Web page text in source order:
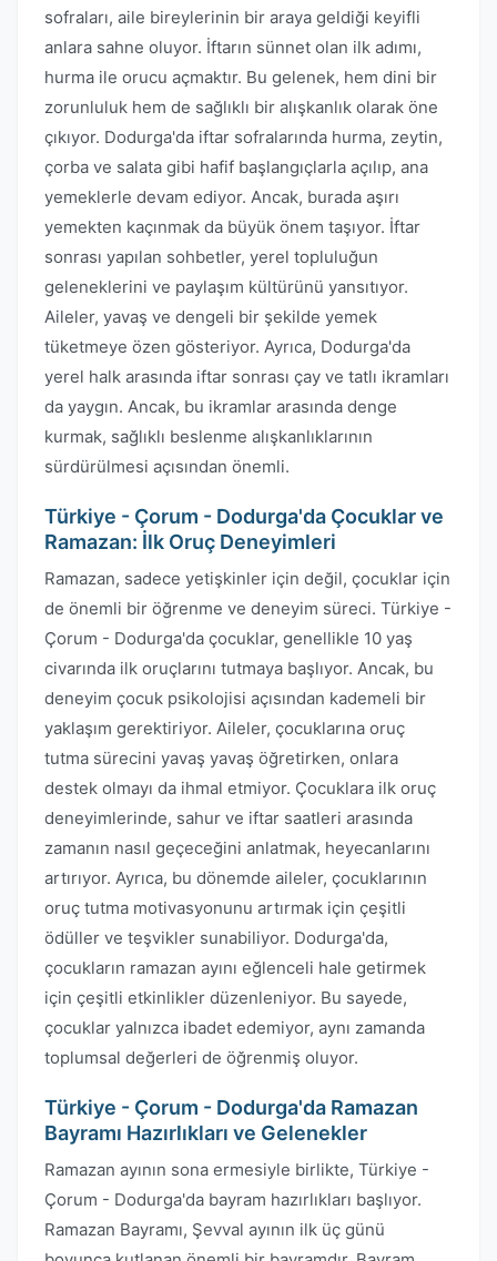
sofraları, aile bireylerinin bir araya geldiği keyifli
anlara sahne oluyor. İftarın sünnet olan ilk adımı,
hurma ile orucu açmaktır. Bu gelenek, hem dini bir
zorunluluk hem de sağlıklı bir alışkanlık olarak öne
çıkıyor. Dodurga'da iftar sofralarında hurma, zeytin,
çorba ve salata gibi hafif başlangıçlarla açılıp, ana
yemeklerle devam ediyor. Ancak, burada aşırı
yemekten kaçınmak da büyük önem taşıyor. İftar
sonrası yapılan sohbetler, yerel topluluğun
geleneklerini ve paylaşım kültürünü yansıtıyor.
Aileler, yavaş ve dengeli bir şekilde yemek
tüketmeye özen gösteriyor. Ayrıca, Dodurga'da
yerel halk arasında iftar sonrası çay ve tatlı ikramları
da yaygın. Ancak, bu ikramlar arasında denge
kurmak, sağlıklı beslenme alışkanlıklarının
sürdürülmesi açısından önemli.
Türkiye - Çorum - Dodurga'da Çocuklar ve
Ramazan: İlk Oruç Deneyimleri
Ramazan, sadece yetişkinler için değil, çocuklar için
de önemli bir öğrenme ve deneyim süreci. Türkiye -
Çorum - Dodurga'da çocuklar, genellikle 10 yaş
civarında ilk oruçlarını tutmaya başlıyor. Ancak, bu
deneyim çocuk psikolojisi açısından kademeli bir
yaklaşım gerektiriyor. Aileler, çocuklarına oruç
tutma sürecini yavaş yavaş öğretirken, onlara
destek olmayı da ihmal etmiyor. Çocuklara ilk oruç
deneyimlerinde, sahur ve iftar saatleri arasında
zamanın nasıl geçeceğini anlatmak, heyecanlarını
artırıyor. Ayrıca, bu dönemde aileler, çocuklarının
oruç tutma motivasyonunu artırmak için çeşitli
ödüller ve teşvikler sunabiliyor. Dodurga'da,
çocukların ramazan ayını eğlenceli hale getirmek
için çeşitli etkinlikler düzenleniyor. Bu sayede,
çocuklar yalnızca ibadet edemiyor, aynı zamanda
toplumsal değerleri de öğrenmiş oluyor.
Türkiye - Çorum - Dodurga'da Ramazan
Bayramı Hazırlıkları ve Gelenekler
Ramazan ayının sona ermesiyle birlikte, Türkiye -
Çorum - Dodurga'da bayram hazırlıkları başlıyor.
Ramazan Bayramı, Şevval ayının ilk üç günü